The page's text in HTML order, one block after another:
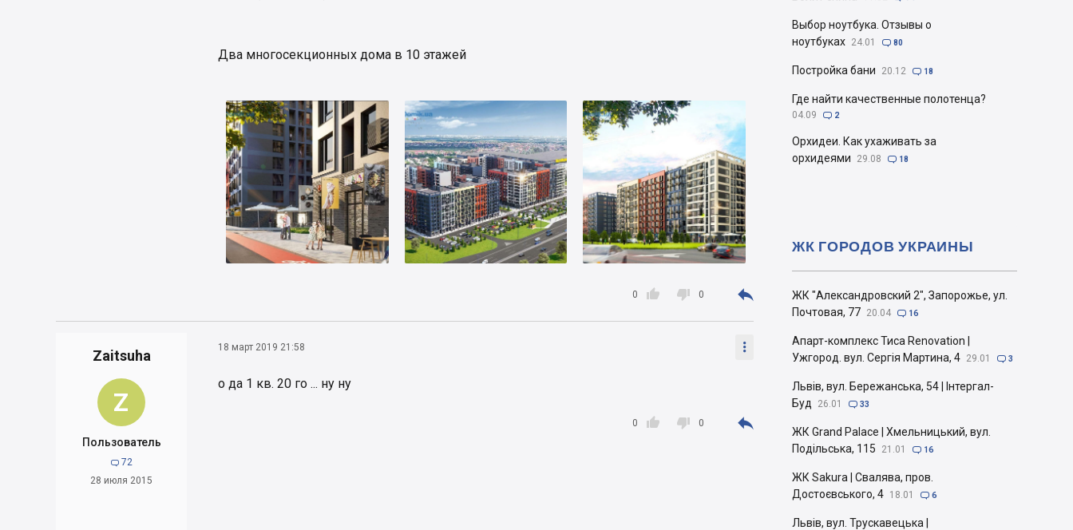
Два многосекционных дома в 10 этажей

0  0 
Zaitsuha
Z
Пользователь
 72
28 июля 2015
18 март 2019 21:58 
о да 1 кв. 20 го ... ну ну

0  0 
Выбор ноутбука. Отзывы о
ноутбуках 24.01  80
Постройка бани 20.12  18
Где найти качественные полотенца?
04.09  2
Орхидеи. Как ухаживать за
орхидеями
29.08  18
ЖК "Александровский 2", Запорожье, ул.
Почтовая, 77 20.04  16
Апарт-комплекс Тиса Renovation |
Ужгород. вул. Сергія Мартина, 4 29.01  3
Львів, вул. Бережанська, 54 | Інтергал-
Буд
26.01  33
ЖК Grand Palace | Хмельницький, вул.
Подільська, 115
21.01  16
ЖК Sakura | Свалява, пров.
Достоєвського, 4 18.01  6
Львів, вул. Трускавецька |
ЖК ГОРОДОВ УКРАИНЫ